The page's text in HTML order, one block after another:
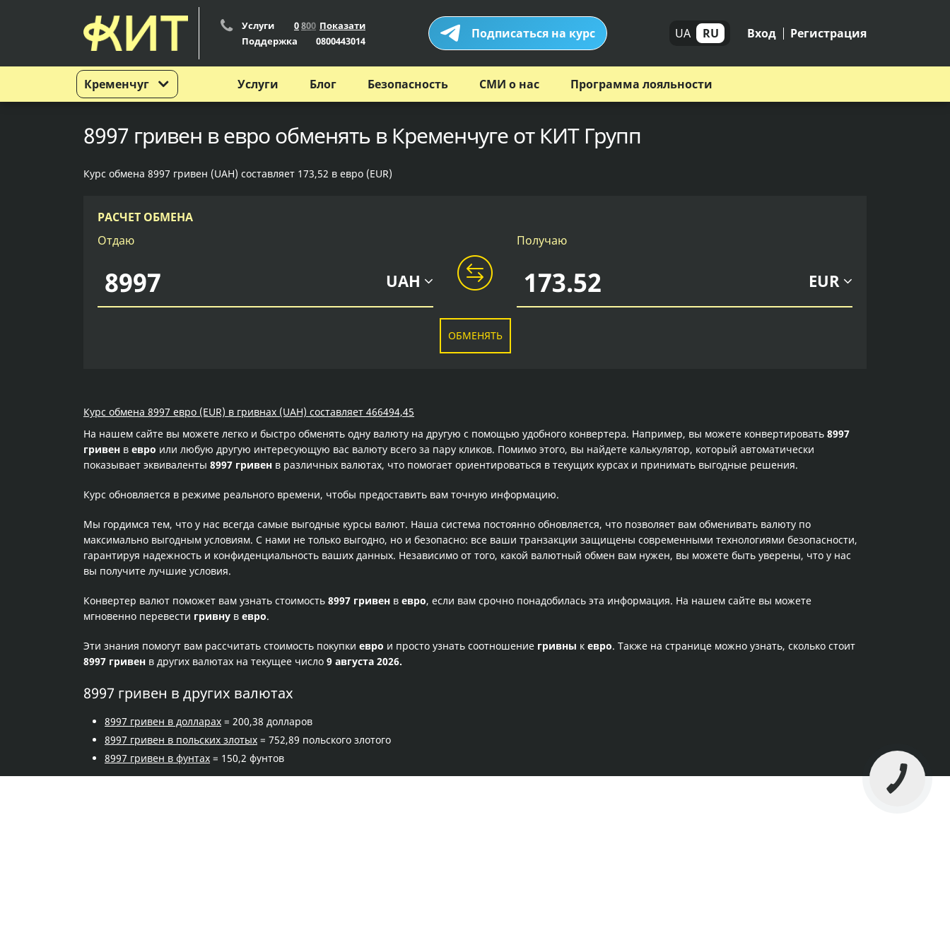
Кременчуг
Услуги 0800 Показати
Поддержка
0800443014 Подписаться на курс UA RU Вход Регистрация
Услуги Блог Безопасность СМИ о нас Программа лояльности
8997 гривен в евро обменять в Кременчуге от КИТ Групп
Курс обмена 8997 гривен (UAH) составляет 173,52 в евро (EUR)
РАСЧЕТ ОБМЕНА
Отдаю
UAH
Получаю
EUR
ОБМЕНЯТЬ
Курс обмена 8997 евро (EUR) в гривнах (UAH) составляет 466494,45
На нашем сайте вы можете легко и быстро обменять одну валюту на другую с помощью удобного конвертера. Например, вы можете конвертировать 8997
гривен в евро или любую другую интересующую вас валюту всего за пару кликов. Помимо этого, вы найдете калькулятор, который автоматически
показывает эквиваленты 8997 гривен в различных валютах, что помогает ориентироваться в текущих курсах и принимать выгодные решения.
Курс обновляется в режиме реального времени, чтобы предоставить вам точную информацию.
Мы гордимся тем, что у нас всегда самые выгодные курсы валют. Наша система постоянно обновляется, что позволяет вам обменивать валюту по
максимально выгодным условиям. С нами не только выгодно, но и безопасно: все ваши транзакции защищены современными технологиями безопасности,
гарантируя надежность и конфиденциальность ваших данных. Независимо от того, какой валютный обмен вам нужен, вы можете быть уверены, что у нас
вы получите лучшие условия.
Конвертер валют поможет вам узнать стоимость 8997 гривен в евро, если вам срочно понадобилась эта информация. На нашем сайте вы можете
мгновенно перевести гривну в евро.
Эти знания помогут вам рассчитать стоимость покупки евро и просто узнать соотношение гривны к евро. Также на странице можно узнать, сколько стоит
8997 гривен в других валютах на текущее число 9 августа 2026.
8997 гривен в других валютах
8997 гривен в долларах = 200,38 долларов
8997 гривен в польских злотых = 752,89 польского злотого
8997 гривен в фунтах = 150,2 фунтов
КНОПКА
СВЯЗИ